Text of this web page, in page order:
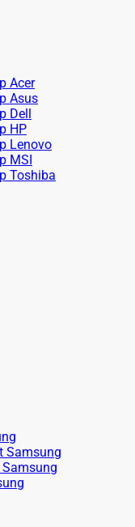
Acer
Asus
Dell
HP
Lenovo
MSI
Toshiba
Samsung